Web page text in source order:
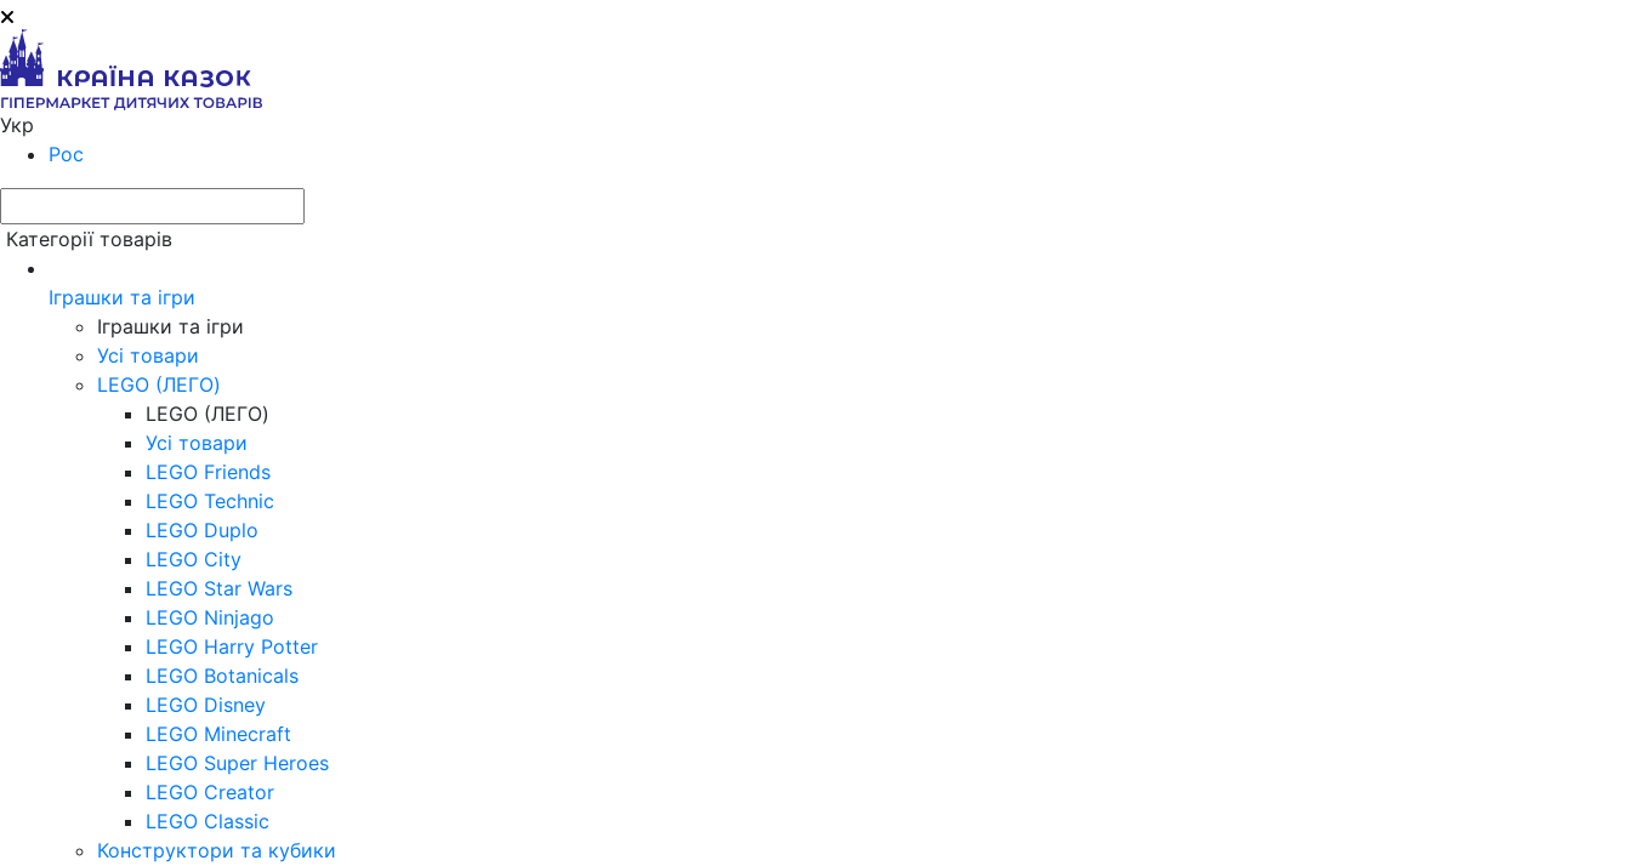
Укр
Рос
Категорії товарів
Іграшки та ігри
Іграшки та ігри
Усі товари
LEGO (ЛЕГО)
LEGO (ЛЕГО)
Усі товари
LEGO Friends
LEGO Technic
LEGO Duplo
LEGO City
LEGO Star Wars
LEGO Ninjago
LEGO Harry Potter
LEGO Botanicals
LEGO Disney
LEGO Minecraft
LEGO Super Heroes
LEGO Creator
LEGO Classic
Конструктори та кубики